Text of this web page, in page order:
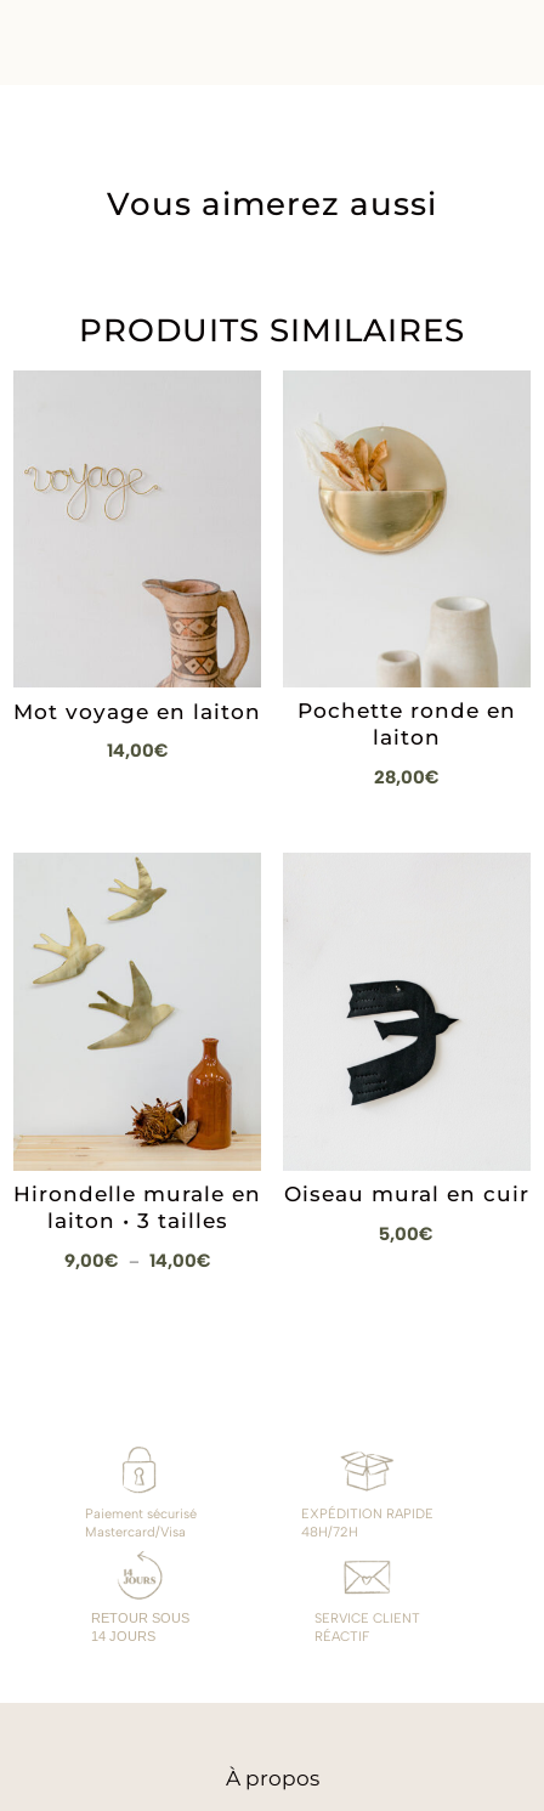
Vous aimerez aussi
PRODUITS SIMILAIRES
Mot voyage en laiton
14,00€
Pochette ronde en
laiton
28,00€
Hirondelle murale en
laiton • 3 tailles
9,00€ – 14,00€Plage
Oiseau mural en cuir
5,00€
Paiement sécurisé
Mastercard/Visa
EXPÉDITION RAPIDE
48H/72H
RETOUR SOUS
14 JOURS
SERVICE CLIENT
RÉACTIF
Àpropos